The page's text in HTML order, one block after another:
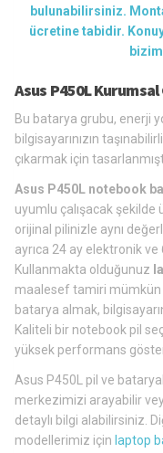
bulunabilirsiniz.
ücretine tabidir.
Asus P450L
Bu batarya grubu, enerji
bilgisayarınızın
çıkarmak için
Asus P450L notebook
uyumlu çalışacak şekilde
orijinal pilinizle aynı
ayrıca 24 ay elektronik
Kullanmakta olduğunuz
maalesef tamiri mümkün
batarya almak,
Kaliteli bir notebook pil
yüksek performans
Asus P450L pil ve
merkezimizi arayabilir
detaylı bilgi alabilirsiniz.
modellerimiz için laptop